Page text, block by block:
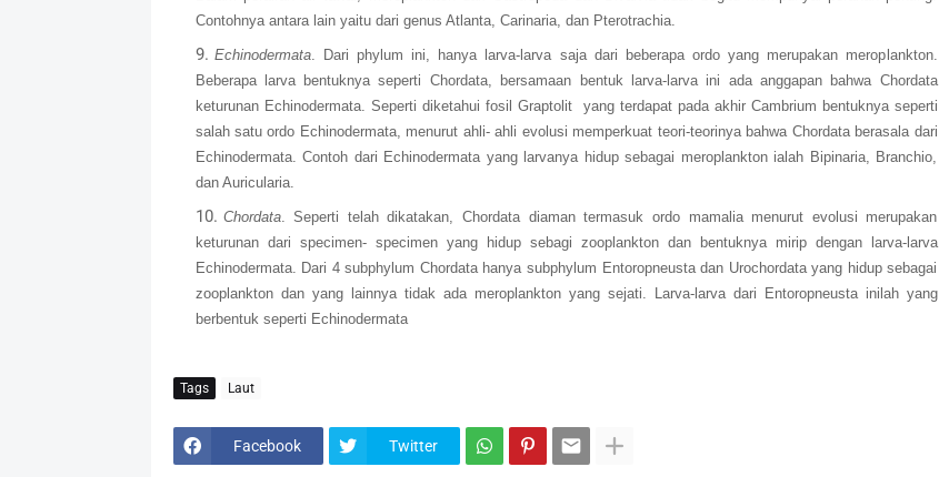
Contohnya antara lain yaitu dari genus Atlanta, Carinaria, dan Pterotrachia.
Echinodermata. Dari phylum ini, hanya larva-larva saja dari beberapa ordo yang merupakan meroplankton.
Beberapa larva bentuknya seperti Chordata, bersamaan bentuk larva-larva ini ada anggapan bahwa Chordata
keturunan Echinodermata. Seperti diketahui fosil Graptolit
yang terdapat pada akhir Cambrium bentuknya seperti
salah satu ordo Echinodermata, menurut ahli- ahli evolusi memperkuat teori-teorinya bahwa Chordata berasala dari
Echinodermata. Contoh dari Echinodermata yang larvanya hidup sebagai meroplankton ialah Bipinaria, Branchio,
dan Auricularia.
Chordata. Seperti telah dikatakan, Chordata diaman termasuk ordo mamalia menurut evolusi merupakan
keturunan dari specimen- specimen yang hidup sebagi zooplankton dan bentuknya mirip dengan larva-larva
Echinodermata. Dari 4 subphylum Chordata hanya subphylum Entoropneusta dan Urochordata yang hidup sebagai
zooplankton dan yang lainnya tidak ada meroplankton yang sejati. Larva-larva dari Entoropneusta inilah yang
berbentuk seperti Echinodermata
Tags Laut
Facebook Twitter